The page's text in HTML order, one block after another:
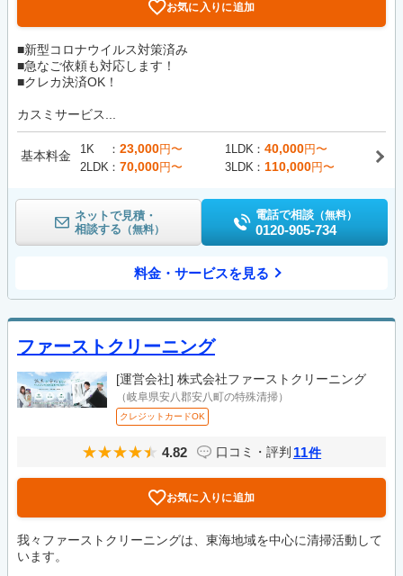
お気に入りに追加
■新型コロナウイルス対策済み
■急なご依頼も対応します！
■クレカ決済OK！
カスミサービス...
基本料金 1K 23,000円〜 1LDK 40,000円〜
2LDK
70,000円〜 3LDK 110,000円〜
ネットで見積・
相談する （無料）
電話で相談 （無料）
0120-905-734
料金・サービスを見る
ファーストクリーニング
[運営会社] 株式会社ファーストクリーニング
（岐阜県安八郡安八町の特殊清掃）
クレジットカードOK
4.82 口コミ・評判 11件
お気に入りに追加
我々ファーストクリーニングは、東海地域を中心に清掃活動して
います。